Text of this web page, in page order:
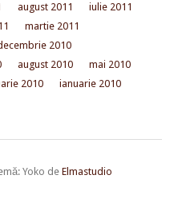
august 2011
iulie 2011
martie 2011
2010
august 2010
mai 2010
2010
ianuarie 2010
Yoko deElmastudio